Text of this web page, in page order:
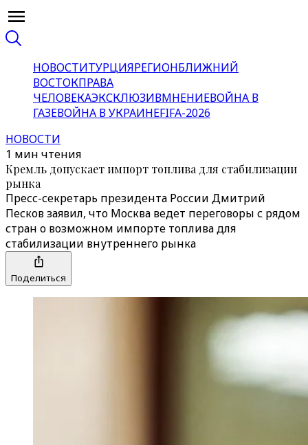
НОВОСТИТУРЦИЯРЕГИОНБЛИЖНИЙ
ВОСТОКПРАВА
ЧЕЛОВЕКАЭКСКЛЮЗИВМНЕНИЕВОЙНА В
ГАЗЕВОЙНА В УКРАИНЕFIFA-2026
НОВОСТИ
1 мин чтения
Кремль допускает импорт топлива для стабилизации
рынка
Пресс-секретарь президента России Дмитрий
Песков заявил, что Москва ведет переговоры с рядом
стран о возможном импорте топлива для
стабилизации внутреннего рынка
Поделиться